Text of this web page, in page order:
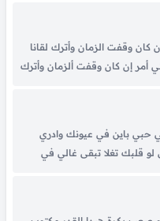
كان وقفت الزمان وأترك لقانا
أمر إن كان وقفت ألزمان وأترك
حبي باين في عيونك وادري
قلبك تغلا تبقى غالي في